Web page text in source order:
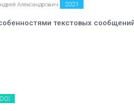
Александрович 2021
текстовых
DOI